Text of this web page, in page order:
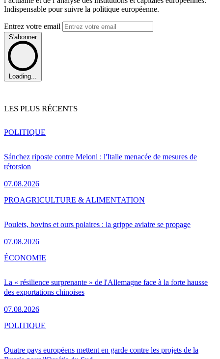
Indispensable pour suivre la politique européenne.
Entrez votre email
S'abonner
Loading...
LES PLUS RÉCENTS
Sánchez riposte contre Meloni : l'Italie menacée de mesures de
rétorsion
07.08.2026
POLITIQUE
Poulets, bovins et ours polaires : la grippe aviaire se propage
07.08.2026
PROAGRICULTURE & ALIMENTATION
La « résilience surprenante » de l'Allemagne face à la forte hausse
des exportations chinoises
07.08.2026
ÉCONOMIE
Quatre pays européens mettent en garde contre les projets de la
POLITIQUE